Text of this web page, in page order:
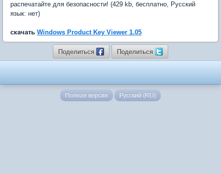
распечатайте для безопасности! (429 kb, бесплатно, Русский
язык: нет)
скачать Windows Product Key Viewer 1.05
Поделиться Поделиться
Полная версия Русский (RU)